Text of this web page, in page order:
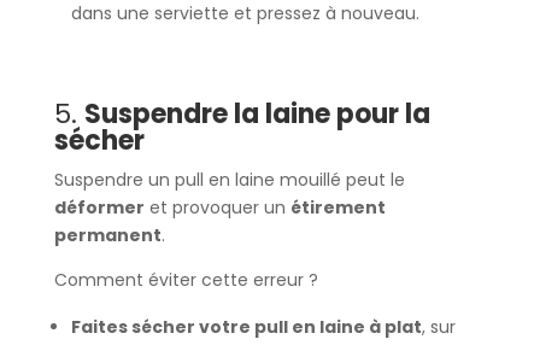
dans une serviette et pressez à nouveau.
5. Suspendre la laine pour la
sécher
Suspendre un pull en laine mouillé peut le
déformer et provoquer un étirement
permanent.
Comment éviter cette erreur ?
Faites sécher votre pull en laine à plat, sur